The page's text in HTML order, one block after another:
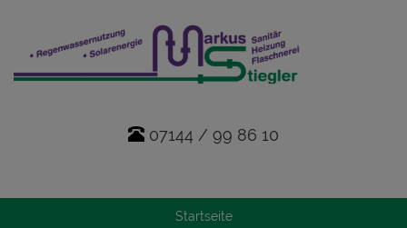
07144 / 99 86 10
Startseite